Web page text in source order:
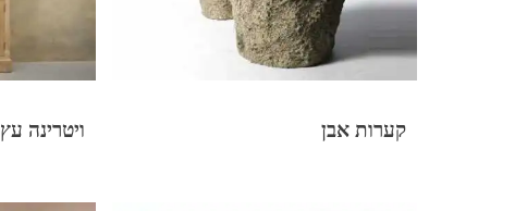
קערות אבן ויטרינה עץ Toscana